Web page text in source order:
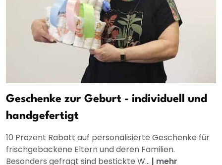
Geschenke zur Geburt - individuell und
handgefertigt
10 Prozent Rabatt auf personalisierte Geschenke für
frischgebackene Eltern und deren Familien.
Besonders gefragt sind bestickte W... | mehr